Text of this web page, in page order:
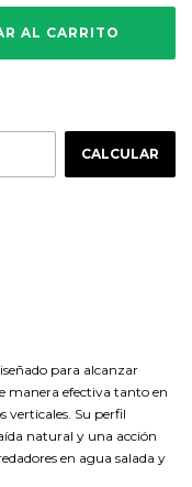
CALCULAR
para alcanzar
manera efectiva tanto en
verticales. Su perfil
natural y una acción
en agua salada y